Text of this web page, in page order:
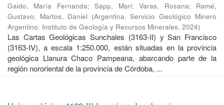
Gaido, María Fernanda;Sapp, Mari;Varas, Rosana; Ramé,
Gustavo; Martos, Daniel (Argentina. Servicio Geológico Minero
Argentino. Instituto de Geología y Recursos Minerales, 2024)
Las Cartas Geológicas Sunchales (3163-II) y San Francisco
(3163-IV), a escala 1:250.000, están situadas en la provincia
geológica Llanura Chaco Pampeana, abarcando parte de la
región nororiental de la provincia de Córdoba, ...